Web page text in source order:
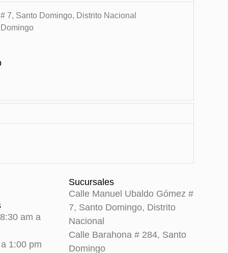
7, Santo Domingo, Distrito Nacional
am a
1:00 pm
Sucursales
Calle Manuel Ubaldo Gómez #
7, Santo Domingo, Distrito
Nacional
Calle Barahona # 284, Santo
Domingo